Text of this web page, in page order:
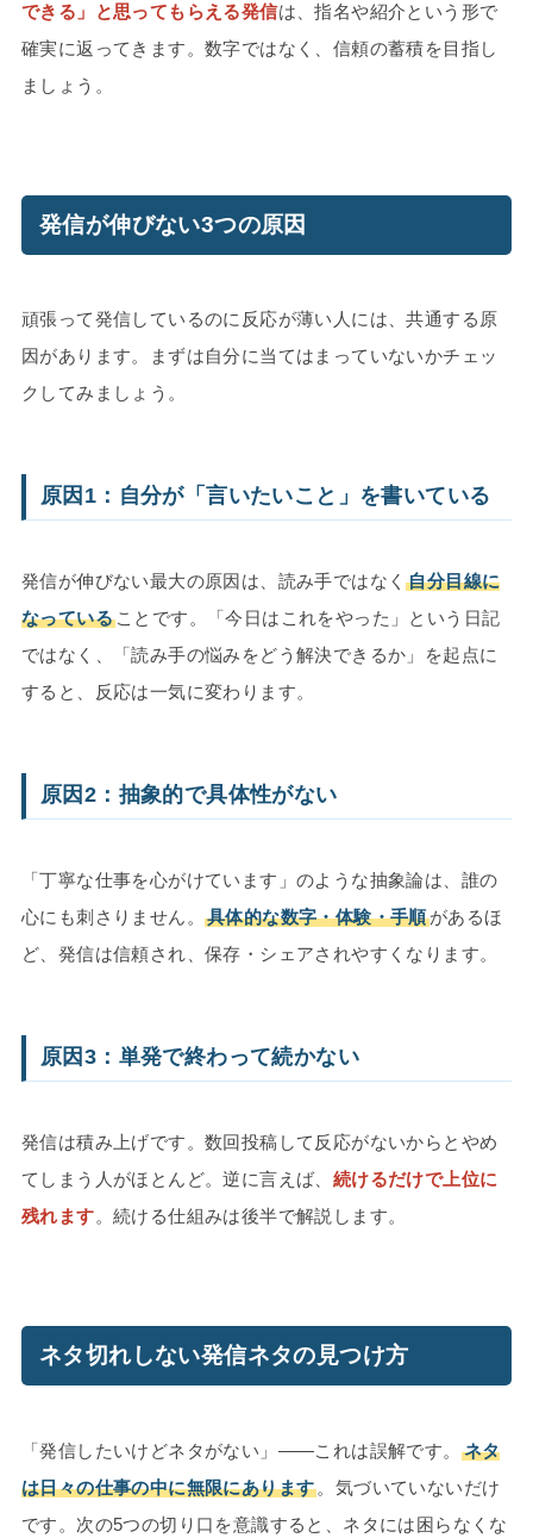
できる」と思ってもらえる発信は、指名や紹介という形で
確実に返ってきます。数字ではなく、信頼の蓄積を目指し
ましょう。
発信が伸びない3つの原因
頑張って発信しているのに反応が薄い人には、共通する原
因があります。まずは自分に当てはまっていないかチェッ
クしてみましょう。
原因1：自分が「言いたいこと」を書いている
発信が伸びない最大の原因は、読み手ではなく自分目線に
なっていることです。「今日はこれをやった」という日記
ではなく、「読み手の悩みをどう解決できるか」を起点に
すると、反応は一気に変わります。
原因2：抽象的で具体性がない
「丁寧な仕事を心がけています」のような抽象論は、誰の
心にも刺さりません。
具体的な数字・体験・手順があるほ
ど、発信は信頼され、保存・シェアされやすくなります。
原因3：単発で終わって続かない
発信は積み上げです。数回投稿して反応がないからとやめ
てしまう人がほとんど。逆に言えば、 続けるだけで上位に
残れます。続ける仕組みは後半で解説します。
ネタ切れしない発信ネタの見つけ方
「発信したいけどネタがない」——これは誤解です。
ネタ
は日々の仕事の中に無限にあります 。気づいていないだけ
です。次の5つの切り口を意識すると、ネタには困らなくな